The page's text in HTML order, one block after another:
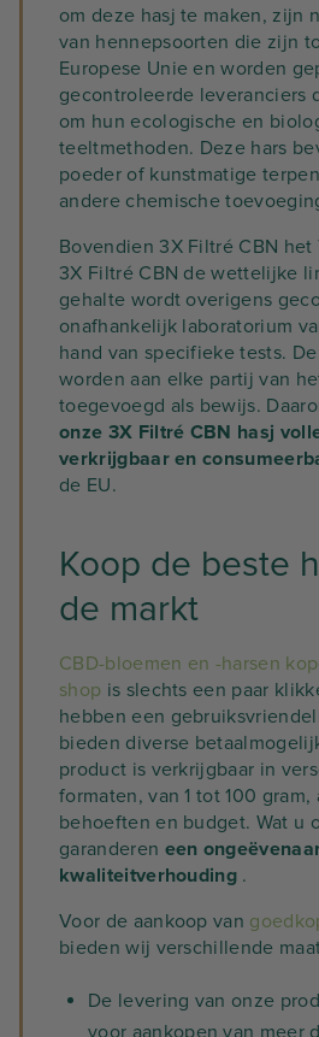
om deze hasj te maken, zijn
van hennepsoorten die zijn
Europese Unie en worden
gecontroleerde leveranciers
om hun ecologische en
teeltmethoden. Deze hars
poeder of kunstmatige
andere chemische
Bovendien 3X Filtré CBN het
3X Filtré CBN de wettelijke
gehalte wordt overigens
onafhankelijk laboratorium
hand van specifieke tests.
worden aan elke partij van
toegevoegd als bewijs.
onze 3X Filtré CBN hasj
verkrijgbaar en
de EU.
Koop de beste
de markt
CBD-bloemen en -harsen
shop is slechts een paar
hebben een
bieden diverse
product is verkrijgbaar in
formaten, van 1 tot 100
behoeften en budget. Wat u
garanderen een
kwaliteitverhouding .
Voor de aankoop van
bieden wij verschillende
De levering van onze
voor aankopen van meer